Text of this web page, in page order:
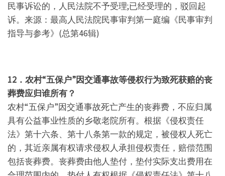
民事诉讼的，人民法院不予受理;已经受理的，驳回起
诉。来源：最高人民法院民事审判第一庭编《民事审判
指导与参考》(总第46辑)
12．农村“五保户”因交通事故等侵权行为致死获赔的丧
葬费应归谁所有？
农村“五保户”因交通事故死亡产生的丧葬费，不应归属
具有公益事业性质的乡敬老院所有。根据《侵权责任
法》第十六条、第十八条第一款的规定，被侵权人死亡
的，其近亲属有权请求侵权人承担侵权责任，赔偿范围
包括丧葬费。丧葬费由他人垫付，垫付实际支出费用在